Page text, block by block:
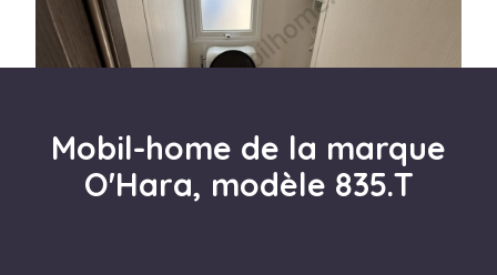
Mobil-home de la marque
O'Hara, modèle 835.T